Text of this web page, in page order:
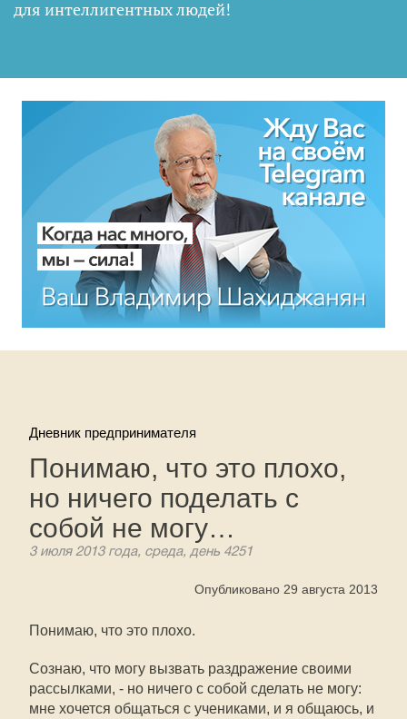
для интеллигентных людей!
Дневник предпринимателя
Понимаю, что это плохо,
но ничего поделать с
собой не могу…
3 июля 2013 года, среда, день 4251
Опубликовано 29 августа 2013
Понимаю, что это плохо.
Сознаю, что могу вызвать раздражение своими
рассылками, - но ничего с собой сделать не могу:
мне хочется общаться с учениками, и я общаюсь, и